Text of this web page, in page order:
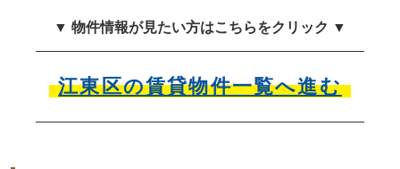
▼ 物件情報が見たい方はこちらをクリック ▼
江東区の賃貸物件一覧へ進む